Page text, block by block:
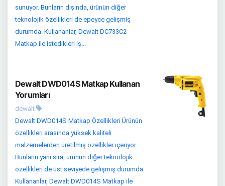
sunuyor. Bunların dışında, ürünün diğer
teknolojik özellikleri de epeyce gelişmiş
durumda. Kullananlar, Dewalt DC733C2
Matkap ile istedikleri iş...
Dewalt DWD014S Matkap Kullanan
Yorumları
dewalt
Dewalt DWD014S Matkap Özellikleri Ürünün
özellikleri arasında yüksek kaliteli
malzemelerden üretilmiş özellikler içeriyor.
Bunların yanı sıra, ürünün diğer teknolojik
özellikleri de üst seviyede gelişmiş durumda.
Kullananlar, Dewalt DWD014S Matkap ile